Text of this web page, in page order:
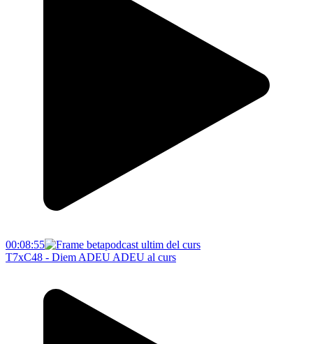
00:08:55
T7xC48 - Diem ADEU ADEU al curs